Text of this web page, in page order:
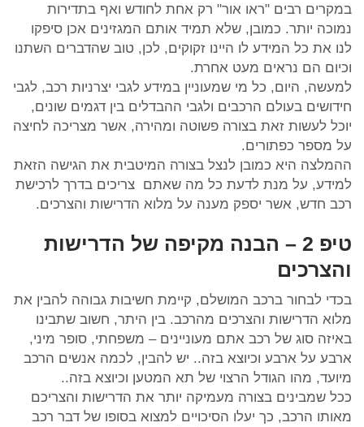
במקרים רבים "ראו אור" רק אחת לחודש ואף בתדירות
נמוכה יותר. כמובן, שלא תמיד אותם המגזינים אכן סיפקו
לנו את כל המידע לו היינו זקוקים, לכן, טוב שהדברים השתנו
וכיום הם נראים מעט אחרת.
למעשה, היום, כל מי שמעוניין במידע לגבי יצרניות רכב, לגבי
חידושים בעולם הרכבים ולגבי ההבדלים בין דגמים שונים,
יוכל לעשות זאת בצורה פשוטה ומהירה, אשר מצריכה לחיצה
על מספר כפתורים.
ההמלצה היא כמובן לנצל בצורה המיטבית את הגישה הזאת
למידע, על מנת לדעת כל מה שאתם צריכים בדרך לרכישת
רכב חדש, אשר יספק מענה על מלוא הדרישות והצרכים.
טיפ 2 – הבנה מקיפה של הדרישות
והצרכים
בכדי לבחור ברכב המושלם, קיימת חשיבות גבוהה להבין את
מלוא הדרישות והצרכים מהרכב. בין היתר, חשוב שתבינו
באיזה סוג של רכב אתם מעוניינים – משפחתי, סופר מיני,
ארבע על ארבע וכיוצא בזה.. יש להבין, לכמה אנשים הרכב
מיועד, מהו הגודל הרצוי של תא המטען וכיוצא בזה..
ככל שמבינים בצורה מעמיקה יותר את הדרישות והצריכם
מאותו הרכב, כך יעלו הסיכויים למצוא בסופו של דבר רכב